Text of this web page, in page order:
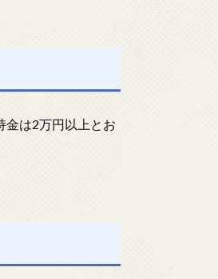
金は2万円以上とお